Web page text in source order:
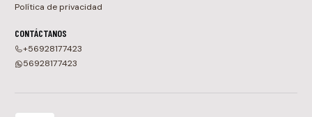
Política de privacidad
CONTÁCTANOS
+56928177423
56928177423